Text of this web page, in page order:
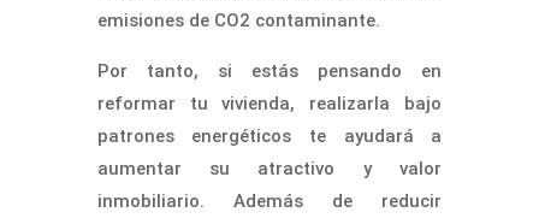
emisiones de CO2 contaminante.
Por tanto, si estás pensando en
reformar tu vivienda, realizarla bajo
patrones energéticos te ayudará a
aumentar su atractivo y valor
inmobiliario. Además de reducir